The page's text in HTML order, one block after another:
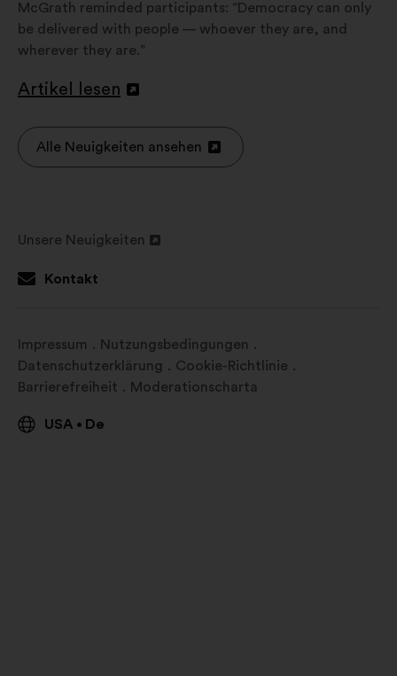
McGrath reminded participants: “Democracy can only
be delivered with people — whoever they are, and
wherever they are.”
Artikel lesen
In
neuen
Reiter
Alle Neuigkeiten ansehen
öffnen
Unsere Neuigkeiten
einem
Kontakt
Impressum
Nutzungsbedingungen
Datenschutzerklärung
Cookie-Richtlinie
Barrierefreiheit
Moderationscharta
USA • De